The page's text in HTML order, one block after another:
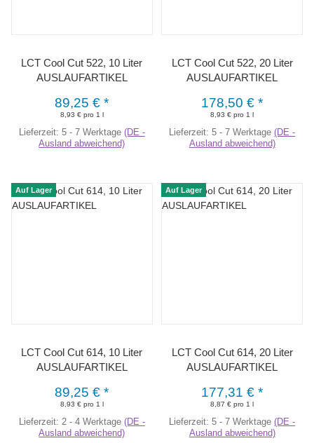
LCT Cool Cut 522, 10 Liter
AUSLAUFARTIKEL
89,25 €*
8,93 € pro 1 l
Lieferzeit: 5 - 7 Werktage (DE -
Ausland abweichend)
LCT Cool Cut 522, 20 Liter
AUSLAUFARTIKEL
178,50 €*
8,93 € pro 1 l
Lieferzeit:5 - 7 Werktage(DE -
Ausland abweichend)
Auf Lager
LCT Cool Cut 614, 10 Liter
AUSLAUFARTIKEL
89,25 €*
8,93 € pro 1 l
Lieferzeit: 2 - 4 Werktage (DE -
Ausland abweichend)
Auf Lager
LCT Cool Cut 614, 20 Liter
AUSLAUFARTIKEL
177,31 €*
8,87 € pro 1 l
Lieferzeit:5 - 7 Werktage(DE -
Ausland abweichend)